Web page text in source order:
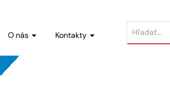
O nás Kontakty